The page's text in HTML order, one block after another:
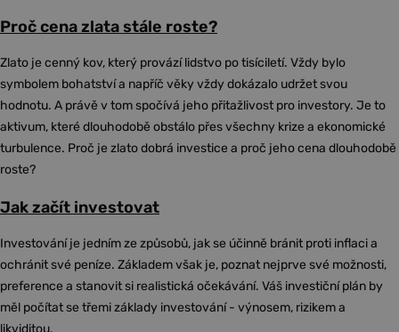
Proč cena zlata stále roste?
Zlato je cenný kov, který provází lidstvo po tisíciletí. Vždy bylo
symbolem bohatství a napříč věky vždy dokázalo udržet svou
hodnotu. A právě v tom spočívá jeho přitažlivost pro investory. Je to
aktivum, které dlouhodobě obstálo přes všechny krize a ekonomické
turbulence. Proč je zlato dobrá investice a proč jeho cena dlouhodobě
roste?
Jak začít investovat
Investování je jedním ze způsobů, jak se účinně bránit proti inflaci a
ochránit své peníze. Základem však je, poznat nejprve své možnosti,
preference a stanovit si realistická očekávání. Váš investiční plán by
měl počítat se třemi základy investování - výnosem, rizikem a